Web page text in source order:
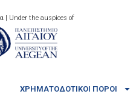
| Under the auspices of
ΧΡΗΜΑΤΟΔΟΤΙΚΟΊ ΠΌΡΟΙ